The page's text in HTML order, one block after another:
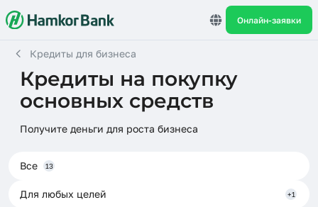
Онлайн-заявки
Кредиты для бизнеса
Кредиты на покупку
основных средств
Получите деньги для роста бизнеса
Все 13
Для любых целей +1